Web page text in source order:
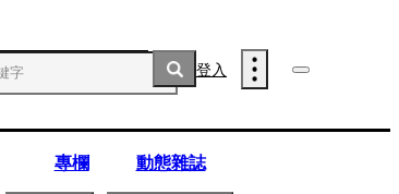
登入
專欄
動態雜誌